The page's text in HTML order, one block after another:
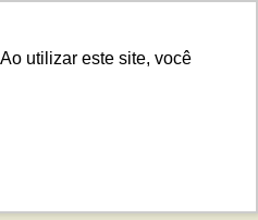
utilizar este site, você